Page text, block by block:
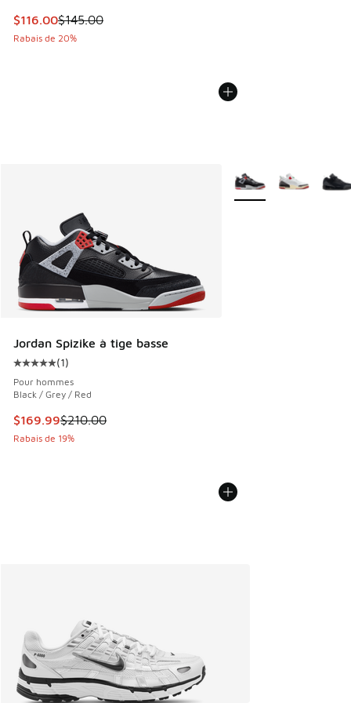
Cet article est en solde. Le prix est passé de $145.00 à
$116.00$145.00
Rabais de 20%
Jordan Spizike à tige basse
Cote moyenne du client - [5 sur 5 étoiles], 1 commentaires
(1)
Pour hommes
Black / Grey / Red
Cet article est en solde. Le prix est passé de $210.00 à
$169.99$210.00
Rabais de 19%
Plus de couleurs